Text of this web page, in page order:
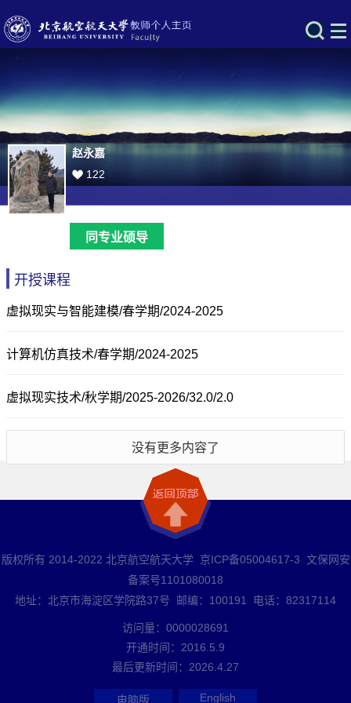
赵永嘉
122
同专业硕导
开授课程
虚拟现实与智能建模/春学期/2024-2025
计算机仿真技术/春学期/2024-2025
虚拟现实技术/秋学期/2025-2026/32.0/2.0
没有更多内容了
版权所有 2014-2022 北京航空航天大学 京ICP备05004617-3 文保网安
备案号1101080018
地址：北京市海淀区学院路37号 邮编：100191 电话：82317114
访问量： 0000028691
开通时间： 2016 5 9
最后更新时间： 2026 4 27
电脑版 English